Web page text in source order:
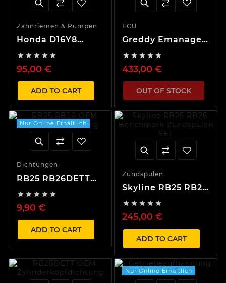
Zahnriemen & Pumpen
Honda D16Y8
    
95,00 €
ADD TO CART
ECU
Greddy Emanage
Nissan, Toyota,
Honda & Andere
    
433,00 €
OUT OF STOCK
Nur Online Erhältlich
Dichtungen
RB25 RB26DETT
Dichtung
    
9,90 €
ADD TO CART
Zündspulen
Skyline RB25 RB26
Zündspulen SET
    
245,00 €
ADD TO CART
Nur Online Erhältlich